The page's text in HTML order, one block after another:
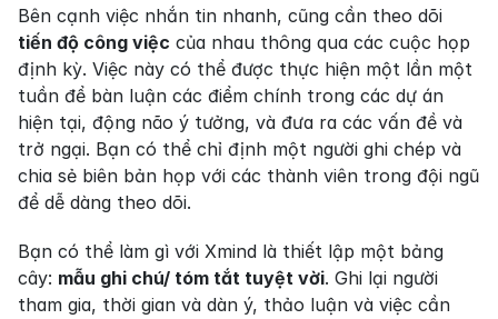
tiến độ công việc của nhau thông qua các cuộc họp
định kỳ. Việc này có thể được thực hiện một lần một
tuần để bàn luận các điểm chính trong các dự án
hiện tại, động não ý tưởng, và đưa ra các vấn đề và
trở ngại. Bạn có thể chỉ định một người ghi chép và
chia sẻ biên bản họp với các thành viên trong đội ngũ
để dễ dàng theo dõi.
Bạn có thể làm gì với Xmind là thiết lập một bảng
cây: mẫu ghi chú/ tóm tắt tuyệt vời. Ghi lại người
tham gia, thời gian và dàn ý, thảo luận và việc cần